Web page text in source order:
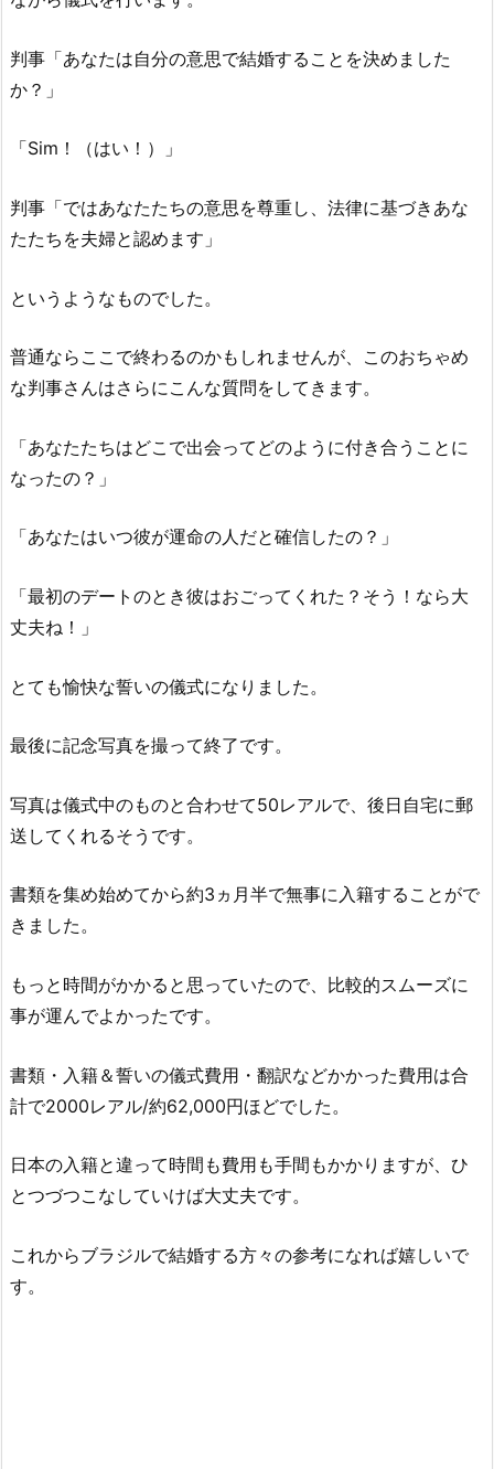
判事「あなたは自分の意思で結婚することを決めました
か？」
「Sim！（はい！）」
判事「ではあなたたちの意思を尊重し、法律に基づきあな
たたちを夫婦と認めます」
というようなものでした。
普通ならここで終わるのかもしれませんが、このおちゃめ
な判事さんはさらにこんな質問をしてきます。
「あなたたちはどこで出会ってどのように付き合うことに
なったの？」
「あなたはいつ彼が運命の人だと確信したの？」
「最初のデートのとき彼はおごってくれた？そう！なら大
丈夫ね！」
とても愉快な誓いの儀式になりました。
最後に記念写真を撮って終了です。
写真は儀式中のものと合わせて50レアルで、後日自宅に郵
送してくれるそうです。
書類を集め始めてから約3ヵ月半で無事に入籍することがで
きました。
もっと時間がかかると思っていたので、比較的スムーズに
事が運んでよかったです。
書類・入籍＆誓いの儀式費用・翻訳などかかった費用は合
計で2000レアル/約62,000円ほどでした。
日本の入籍と違って時間も費用も手間もかかりますが、ひ
とつづつこなしていけば大丈夫です。
これからブラジルで結婚する方々の参考になれば嬉しいで
す。